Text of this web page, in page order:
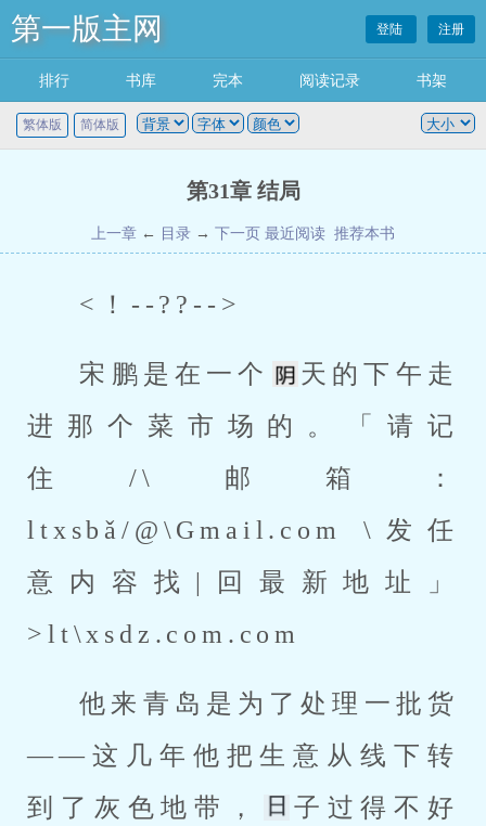
第一版主网 登陆 注册
排行 书库 完本 阅读记录 书架
繁体版 简体版
第31章 结局
上一章 ← 目录 → 下一页 最近阅读 推荐本书
<！--??-->
宋鹏是在一个
天的下午走
进那个菜市场的。「请记
住/\邮箱：
ltxsbǎ/@\Gmail.com \发任
意内容找|回最新地址」
>lt\xsdz.com.com
他来青岛是为了处理一批货
——这几年他把生意从线下转
到了灰色地带，
子过得不好